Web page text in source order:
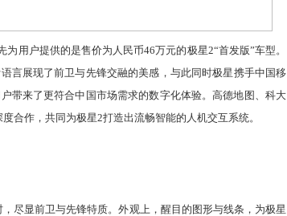
为用户提供的是售价为人民币46万元的极星2“首发版”车型。
言展现了前卫与先锋交融的美感， 与此同时极星携手中国移
带来了更符合中国市场需求的数字化体验。高德地图、科大
度合作，共同为极星2打造出流畅智能的人机交互系统。
尽显前卫与先锋特质。外观上，醒目的图形与线条，为极星